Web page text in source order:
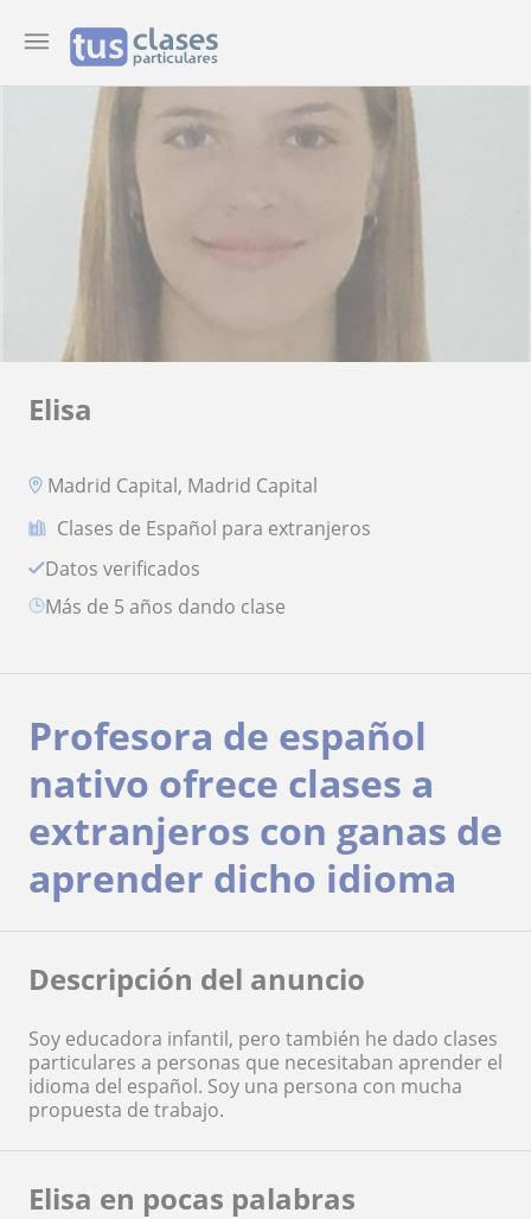
Elisa
Madrid Capital, Madrid Capital
Clases de Español para extranjeros
Datos verificados
más de 5 años dando clase
Profesora de español
nativo ofrece clases a
extranjeros con ganas de
aprender dicho idioma
Descripción del anuncio
Soy educadora infantil, pero también he dado clases
particulares a personas que necesitaban aprender el
idioma del español. Soy una persona con mucha
propuesta de trabajo.
Elisa en pocas palabras